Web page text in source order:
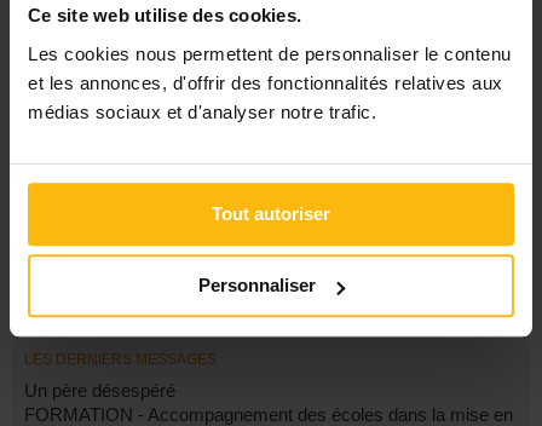
Ce site web utilise des cookies.
Les cookies nous permettent de personnaliser le contenu
et les annonces, d'offrir des fonctionnalités relatives aux
médias sociaux et d'analyser notre trafic.
Tout autoriser
Personnaliser
Forte demande d'accueil mais rien
parEngine
trouver fonds création crèche?
parFredT
CATÉGORIES
Par métier / formation
Gestion ASBL
LES DERNIERS MESSAGES
Un père désespéré
FORMATION - Accompagnement des écoles dans la mise en